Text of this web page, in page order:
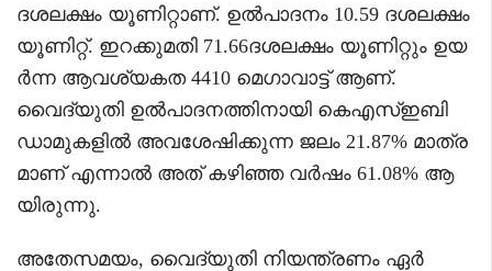
ദശലക്ഷം യൂണിറ്റാണ്. ഉൽപാദനം 10.59 ദശലക്ഷം
യൂണിറ്റ്. ഇറക്കുമതി 71.66ദശലക്ഷം യൂണിറ്റും ഉയ
ർന്ന ആവശ്യകത 4410 മെഗാവാട്ട് ആണ്.
വൈദ്യുതി ഉൽപാദനത്തിനായി കെഎസ്ഇബി
ഡാമുകളിൽ അവശേഷിക്കുന്ന ജലം 21.87% മാത്ര
മാണ് എന്നാൽ അത് കഴിഞ്ഞ വർഷം 61.08% ആ
യിരുന്നു.
അതേസമയം, വൈദ്യുതി നിയന്ത്രണം ഏർ